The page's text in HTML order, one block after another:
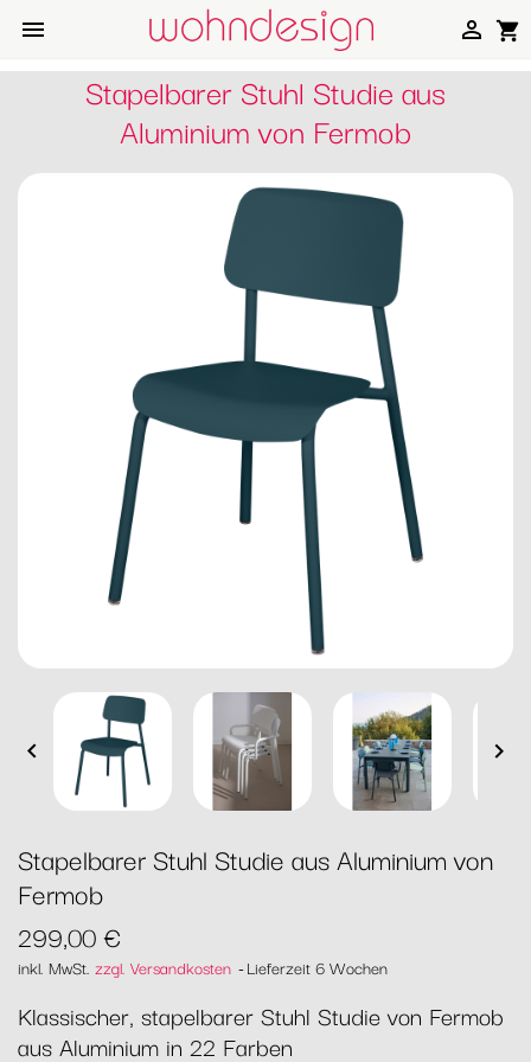
 shopping_cart

Stapelbarer Stuhl Studie aus
Aluminium von Fermob
 
Stapelbarer Stuhl Studie aus Aluminium von
Fermob
299,00 €
inkl. MwSt. zzgl. Versandkosten Lieferzeit 6 Wochen
Klassischer, stapelbarer Stuhl Studie von Fermob
aus Aluminium in 22 Farben